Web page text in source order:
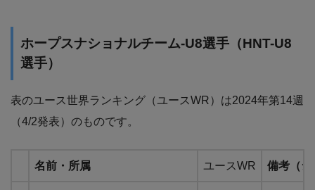
ホープスナショナルチーム-U8選手（HNT-U8
選手）
表のユース世界ランキング（ユースWR）は2024年第14週
（4/2発表）のものです。
名前・所属 ユースWR 備考（シ